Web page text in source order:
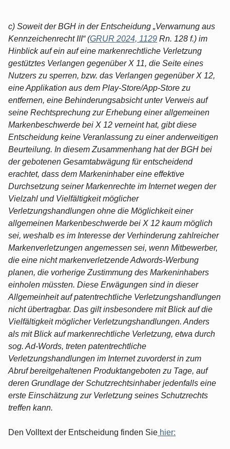
c) Soweit der BGH in der Entscheidung „Verwarnung aus
Kennzeichenrecht III“ (GRUR 2024, 1129 Rn. 128 f.) im
Hinblick auf ein auf eine markenrechtliche Verletzung
gestütztes Verlangen gegenüber X 11, die Seite eines
Nutzers zu sperren, bzw. das Verlangen gegenüber X 12,
eine Applikation aus dem Play-Store/App-Store zu
entfernen, eine Behinderungsabsicht unter Verweis auf
seine Rechtsprechung zur Erhebung einer allgemeinen
Markenbeschwerde bei X 12 verneint hat, gibt diese
Entscheidung keine Veranlassung zu einer anderweitigen
Beurteilung. In diesem Zusammenhang hat der BGH bei
der gebotenen Gesamtabwägung für entscheidend
erachtet, dass dem Markeninhaber eine effektive
Durchsetzung seiner Markenrechte im Internet wegen der
Vielzahl und Vielfältigkeit möglicher
Verletzungshandlungen ohne die Möglichkeit einer
allgemeinen Markenbeschwerde bei X 12 kaum möglich
sei, weshalb es im Interesse der Verhinderung zahlreicher
Markenverletzungen angemessen sei, wenn Mitbewerber,
die eine nicht markenverletzende Adwords-Werbung
planen, die vorherige Zustimmung des Markeninhabers
einholen müssten. Diese Erwägungen sind in dieser
Allgemeinheit auf patentrechtliche Verletzungshandlungen
nicht übertragbar. Das gilt insbesondere mit Blick auf die
Vielfältigkeit möglicher Verletzungshandlungen. Anders
als mit Blick auf markenrechtliche Verletzung, etwa durch
sog. Ad-Words, treten patentrechtliche
Verletzungshandlungen im Internet zuvorderst in zum
Abruf bereitgehaltenen Produktangeboten zu Tage, auf
deren Grundlage der Schutzrechtsinhaber jedenfalls eine
erste Einschätzung zur Verletzung seines Schutzrechts
treffen kann.
Den Volltext der Entscheidung finden Sie hier: